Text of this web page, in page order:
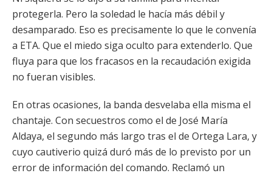
protegerla. Pero la soledad le hacía más débil y
desamparado. Eso es precisamente lo que le convenía
a ETA. Que el miedo siga oculto para extenderlo. Que
fluya para que los fracasos en la recaudación exigida
no fueran visibles.
En otras ocasiones, la banda desvelaba ella misma el
chantaje. Con secuestros como el de José María
Aldaya, el segundo más largo tras el de Ortega Lara, y
cuyo cautiverio quizá duró más de lo previsto por un
error de información del comando. Reclamó un